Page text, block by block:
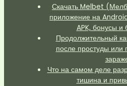
Скачать Melbet
приложение на
APK, бонусы и
Продолжительный
после простуды или
Что на самом деле
тишина и